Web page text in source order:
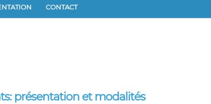
CONTACT
présentation et modalités